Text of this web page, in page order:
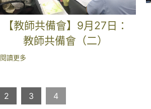
【教師共備會】9月27日：
教師共備會（二）
閱讀更多
2 3 4